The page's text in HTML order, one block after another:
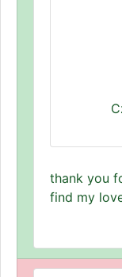
thank you
find my